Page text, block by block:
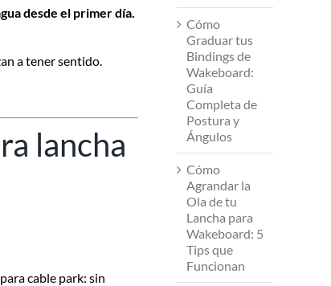
desde el primer día.
a tener sentido.
lancha
cable park: sin
Cómo
Graduar tus
Bindings de
Wakeboard:
Guía
Completa de
Postura y
Ángulos
Cómo
Agrandar la
Ola de tu
Lancha para
Wakeboard: 5
Tips que
Funcionan